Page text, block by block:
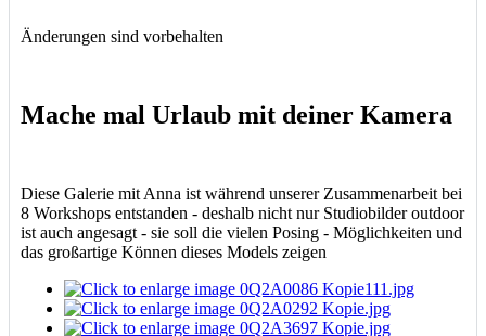
Änderungen sind vorbehalten
Mache mal Urlaub mit deiner Kamera
Diese Galerie mit Anna ist während unserer Zusammenarbeit bei
8 Workshops entstanden - deshalb nicht nur Studiobilder outdoor
ist auch angesagt - sie soll die vielen Posing - Möglichkeiten und
das großartige Können dieses Models zeigen